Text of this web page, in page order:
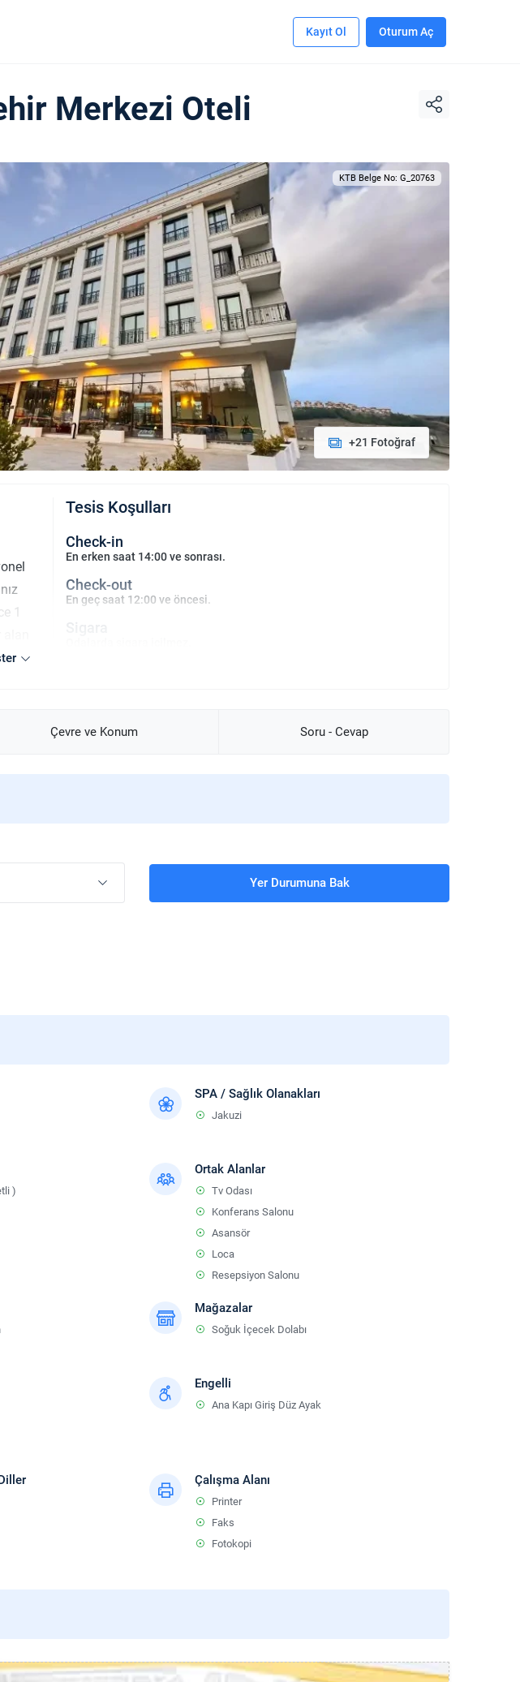
Kayıt Ol Oturum Aç
Merkezi Oteli
+21 Fotoğraf
KTB Belge No: G_20763
1
Tesis Koşulları
Check-in
En erken saat 14:00 ve sonrası.
Check-out
En geç saat 12:00 ve öncesi.
Çevre ve Konum Soru - Cevap
Yer Durumuna Bak
SPA / Sağlık Olanakları
Jakuzi
)
Ortak Alanlar
Tv Odası
Konferans Salonu
Asansör
Loca
Resepsiyon Salonu
Mağazalar
Soğuk İçecek Dolabı
Engelli
Ana Kapı Giriş Düz Ayak
Çalışma Alanı
Printer
Faks
Fotokopi